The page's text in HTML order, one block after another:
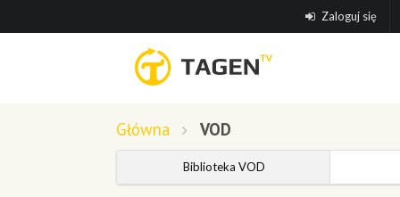
Zaloguj się
Główna VOD
Biblioteka VOD